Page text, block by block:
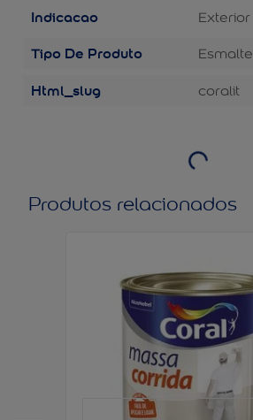
Indicacao Exterior
Tipo De Produto Esmalte
Html_slug coralit
Produtos relacionados